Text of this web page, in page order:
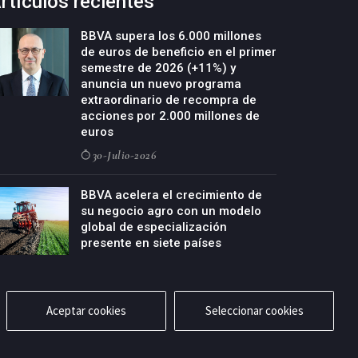
BBVA supera los 6.000 millones
de euros de beneficio en el primer
semestre de 2026 (+11%) y
anuncia un nuevo programa
extraordinario de recompra de
acciones por 2.000 millones de
euros
30-Julio-2026
BBVA acelera el crecimiento de
su negocio agro con un modelo
global de especialización
presente en siete países
Aceptar cookies Seleccionar cookies